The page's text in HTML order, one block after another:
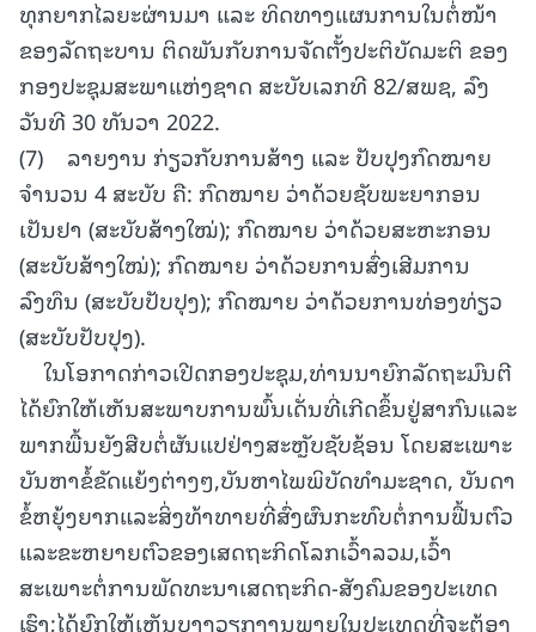
ທຸກຍາກໄລຍະຜ່ານມາ ແລະ ທິດທາງແຜນການໃນຕໍ່ໜ້າ
ຂອງລັດຖະບານ ຕິດພັນກັບການຈັດຕັ້ງປະຕິບັດມະຕິ ຂອງ
ກອງປະຊຸມສະພາແຫ່ງຊາດ ສະບັບເລກທີ 82/ສພຊ, ລົງ
ວັນທີ 30 ທັນວາ 2022.
(7) ລາຍງານ ກ່ຽວກັບການສ້າງ ແລະ ປັບປຸງກົດໝາຍ
ຈຳນວນ 4 ສະບັບ ຄື: ກົດໝາຍ ວ່າດ້ວຍຊັບພະຍາກອນ
ເປັນຢາ (ສະບັບສ້າງໃໝ່); ກົດໝາຍ ວ່າດ້ວຍສະຫະກອນ
(ສະບັບສ້າງໃໝ່); ກົດໝາຍ ວ່າດ້ວຍການສົ່ງເສີມການ
ລົງທຶນ (ສະບັບປັບປຸງ); ກົດໝາຍ ວ່າດ້ວຍການທ່ອງທ່ຽວ
(ສະບັບປັບປຸງ).
ໃນໂອກາດກ່າວເປີດກອງປະຊຸມ,ທ່ານນາຍົກລັດຖະມົນຕີ
ໄດ້ຍົກໃຫ້ເຫັນສະພາບການພົ້ນເດັ່ນທີ່ເກີດຂຶ້ນຢູ່ສາກົນແລະ
ພາກພື້ນຍັງສືບຕໍ່ຜັນແປຢ່າງສະຫຼັບຊັບຊ້ອນ ໂດຍສະເພາະ
ບັນຫາຂໍ້ຂັດແຍ້ງຕ່າງໆ,ບັນຫາໄພພິບັດທຳມະຊາດ, ບັນດາ
ຂໍ້ຫຍຸ້ງຍາກແລະສິ່ງທ້າທາຍທີ່ສົ່ງຜົນກະທົບຕໍ່ການຟື້ນຕົວ
ແລະຂະຫຍາຍຕົວຂອງເສດຖະກິດໂລກເວົ້າລວມ,ເວົ້າ
ສະເພາະຕໍ່ການພັດທະນາເສດຖະກິດ-ສັງຄົມຂອງປະເທດ
ເຮົາ;ໄດ້ຍົກໃຫ້ເຫັນບາງວຽກງານພາຍໃນປະເທດທີ່ຈະຕ້ອງ